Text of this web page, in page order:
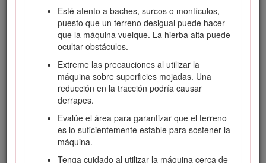
Esté atento a baches, surcos o montículos,
puesto que un terreno desigual puede hacer
que la máquina vuelque. La hierba alta puede
ocultar obstáculos.
Extreme las precauciones al utilizar la
máquina sobre superficies mojadas. Una
reducción en la tracción podría causar
derrapes.
Evalúe el área para garantizar que el terreno
es lo suficientemente estable para sostener la
máquina.
Tenga cuidado al utilizar la máquina cerca de
Siga siempre todas las instrucciones de seguridad con
el fin de evitar lesiones corporales graves e incluso la
No supere la capacidad nominal de trabajo,
puesto que la máquina puede desestabilizarse y
causar una pérdida de control.
No transporte ningún accesorio con los
brazos elevados o extendidos (si procede).
Transporte siempre el accesorio cerca del suelo;
consultePosición de transporte
Marque las áreas de la zona de trabajo que